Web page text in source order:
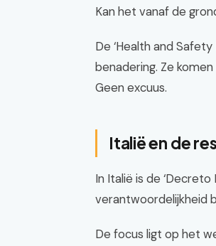
Kan het vanaf de
De ‘Health and
benadering. Ze
Geen excuus.
Italië en de
In Italië is de
verantwoordelijkheid
De focus ligt op het